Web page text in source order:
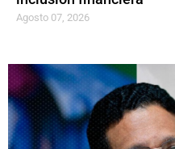
Agosto 07, 2026